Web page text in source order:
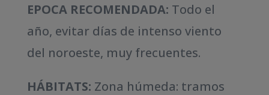
EPOCA RECOMENDADA: Todo el
año, evitar días de intenso viento
del noroeste, muy frecuentes.
HÁBITATS: Zona húmeda: tramos